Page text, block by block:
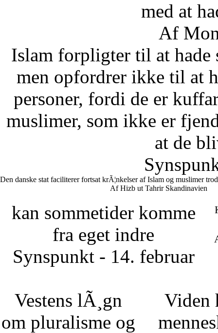
med at
Af
Islam forpligter til at hade
men opfordrer ikke til at
personer, fordi de er
muslimer, som ikke er
at de
Den danske stat faciliterer fortsat krÃ¦nkelser af Islam og muslimer
Af Hizb ut Tahrir Skandinavien
kan sommetider komme
fra eget indre
Synspunkt - 14. februar
Viden
Vestens lÃ¸gn
om pluralisme og